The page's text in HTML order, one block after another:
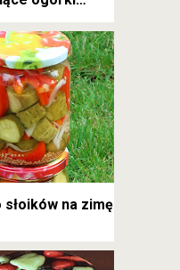
na zimę